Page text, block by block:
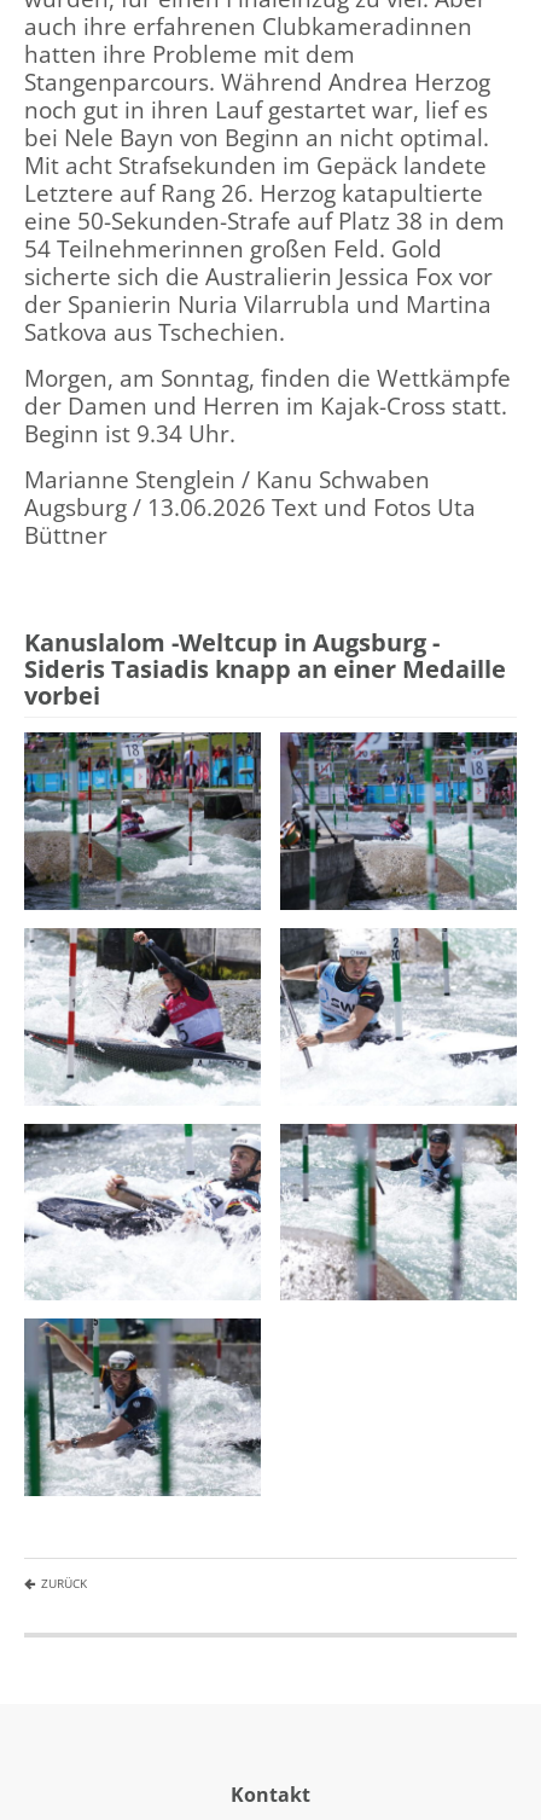
auch ihre erfahrenen Clubkameradinnen
hatten ihre Probleme mit dem
Stangenparcours. Während Andrea Herzog
noch gut in ihren Lauf gestartet war, lief es
bei Nele Bayn von Beginn an nicht optimal.
Mit acht Strafsekunden im Gepäck landete
Letztere auf Rang 26. Herzog katapultierte
eine 50-Sekunden-Strafe auf Platz 38 in dem
54 Teilnehmerinnen großen Feld. Gold
sicherte sich die Australierin Jessica Fox vor
der Spanierin Nuria Vilarrubla und Martina
Satkova aus Tschechien.
Morgen, am Sonntag, finden die Wettkämpfe
der Damen und Herren im Kajak-Cross statt.
Beginn ist 9.34 Uhr.
Marianne Stenglein / Kanu Schwaben
Augsburg / 13.06.2026 Text und Fotos Uta
Büttner
Kanuslalom -Weltcup in Augsburg -
Sideris Tasiadis knapp an einer Medaille
vorbei
ZURÜCK
Kontakt